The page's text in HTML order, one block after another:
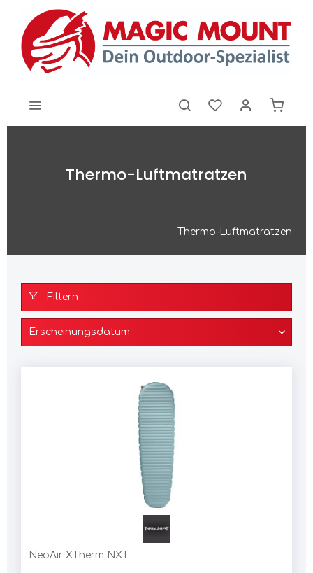
Thermo-Luftmatratzen
Thermo-Luftmatratzen
Filtern
NeoAir XTherm NXT